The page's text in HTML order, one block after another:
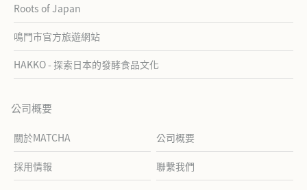
Roots of Japan
鳴門市官方旅遊網站
HAKKO - 探索日本的發酵食品文化
公司概要
關於MATCHA 公司概要
採用情報 聯繫我們